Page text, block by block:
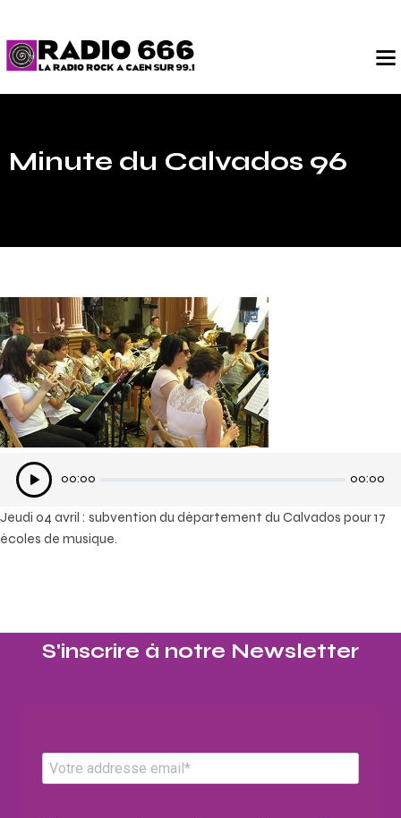
Minute du Calvados 96
Lecteur
audio
00:00 00:00
Jeudi 04 avril : subvention du département du Calvados pour 17
écoles de musique.
S'inscrire à notre Newsletter​